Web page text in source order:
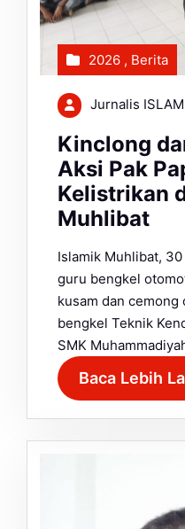
2026 , Berita
Jurnalis
Kinclong
Aksi Pak
Kelistrikan
Muhlibat
Islamik Muhlibat,
guru bengkel
kusam dan cemong
bengkel Teknik
SMK
Baca Lebih